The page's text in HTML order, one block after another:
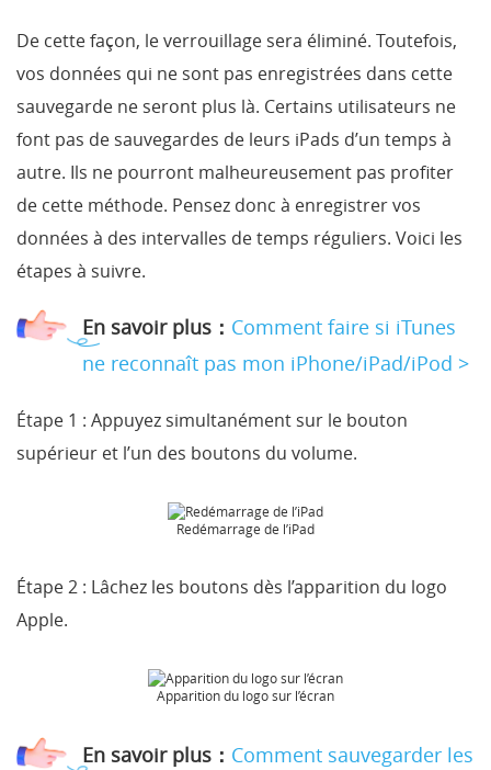
De cette façon, le verrouillage sera éliminé. Toutefois,
vos données qui ne sont pas enregistrées dans cette
sauvegarde ne seront plus là. Certains utilisateurs ne
font pas de sauvegardes de leurs iPads d’un temps à
autre. Ils ne pourront malheureusement pas profiter
de cette méthode. Pensez donc à enregistrer vos
données à des intervalles de temps réguliers. Voici les
étapes à suivre.
En savoir plus： Comment faire si iTunes
ne reconnaît pas mon iPhone/iPad/iPod >
Étape 1 : Appuyez simultanément sur le bouton
supérieur et l’un des boutons du volume.
Redémarrage de l’iPad
Étape 2 : Lâchez les boutons dès l’apparition du logo
Apple.
Apparition du logo sur l’écran
En savoir plus： Comment sauvegarder les